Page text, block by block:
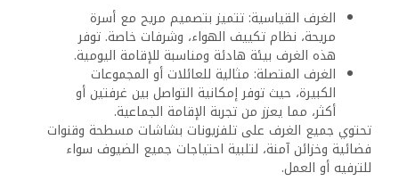
الغرف القياسية: تتميز بتصميم مريح مع أسرة
مريحة، نظام تكييف الهواء، وشرفات خاصة. توفر
هذه الغرف بيئة هادئة ومناسبة للإقامة اليومية.
الغرف المتصلة: مثالية للعائلات أو المجموعات
الكبيرة، حيث توفر إمكانية التواصل بين غرفتين أو
أكثر، مما يعزز من تجربة الإقامة الجماعية.
تحتوي جميع الغرف على تلفزيونات بشاشات مسطحة وقنوات
فضائية وخزائن آمنة، لتلبية احتياجات جميع الضيوف سواء
للترفيه أو العمل.